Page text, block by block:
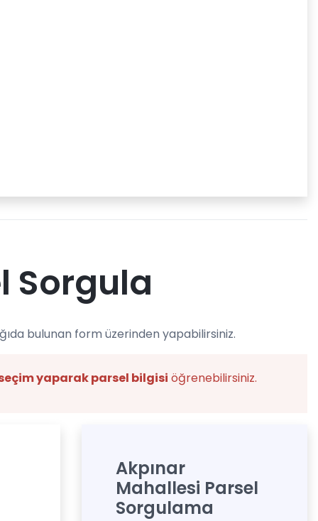
Sorgula
bulunan form üzerinden yapabilirsiniz.
yaparak parsel bilgisi öğrenebilirsiniz.
Akpınar
Mahallesi Parsel
Sorgulama